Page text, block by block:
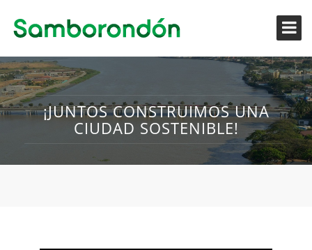
¡JUNTOS CONSTRUIMOS UNA
CIUDAD SOSTENIBLE!